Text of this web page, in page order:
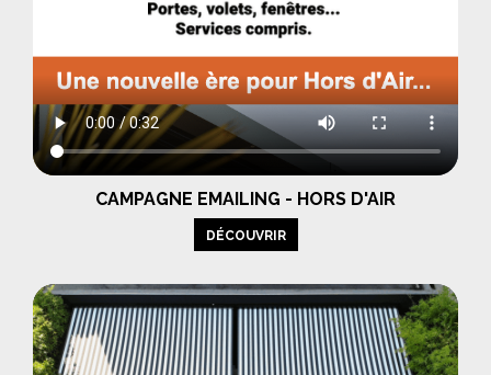
CAMPAGNE EMAILING - HORS D'AIR
DÉCOUVRIR